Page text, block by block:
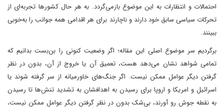
احتمالات و انتظارات به این موضوع بازمی‌گردد. به هر حال کشورها تجربه‌ای از
تحرکات سیاسی سابق خود دارند و ناچارند برای هر اقدامی همه جوانب را به‌خوبی
ببینند.
برگردیم سر موضوع اصلی این مقاله؛ اگر وضعیت کنونی را بن‌بست بدانیم که
تمامی شواهد نشان می‌دهد هست، تعمیق آن یا خروج از آن، بدون در نظر
گرفتن دیگر عوامل ممکن نیست. اگر جنگ‌های خاورمیانه از سر گرفته شوند یا
اسرائیل و امریکا و اروپا برای رسیدن به اهدافشان به تشدید تنش‌ها تا رسیدن
به نقطه جوش رو آورند، بی‌شک بدون در نظر گرفتن دیگر عوامل ممکن نیست،